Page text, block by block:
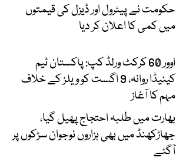
حکومت نے پیٹرول اور ڈیزل کی قیمتوں
میں کمی کا اعلان کر دیا
اوور 60 کرکٹ ورلڈ کپ: پاکستان ٹیم
کینیڈا روانہ، 9 اگست کو ویلز کے خلاف
مہم کا آغاز
بھارت میں طلبہ احتجاج پھیل گیا،
جھاڑکھنڈ میں بھی ہزاروں نوجوان سڑکوں پر
آگئے